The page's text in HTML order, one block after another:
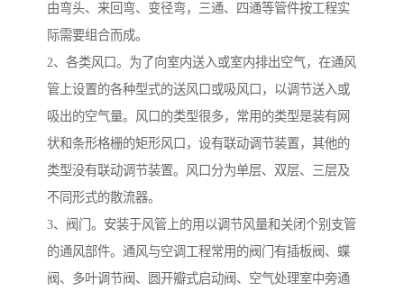
由弯头、来回弯、变径弯，三通、四通等管件按工程实
际需要组合而成。
2、各类风口。为了向室内送入或室内排出空气，在通风
管上设置的各种型式的送风口或吸风口，以调节送入或
吸出的空气量。风口的类型很多，常用的类型是装有网
状和条形格栅的矩形风口，设有联动调节装置，其他的
类型没有联动调节装置。风口分为单层、双层、三层及
不同形式的散流器。
3、阀门。安装于风管上的用以调节风量和关闭个别支管
的通风部件。通风与空调工程常用的阀门有插板阀、蝶
阀、多叶调节阀、圆开瓣式启动阀、空气处理室中旁通